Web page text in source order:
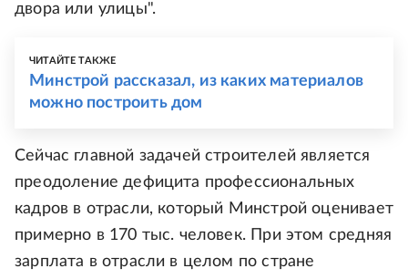
двора или улицы".
ЧИТАЙТЕ ТАКЖЕ
Минстрой рассказал, из каких материалов
можно построить дом
Сейчас главной задачей строителей является
преодоление дефицита профессиональных
кадров в отрасли, который Минстрой оценивает
примерно в 170 тыс. человек. При этом средняя
зарплата в отрасли в целом по стране